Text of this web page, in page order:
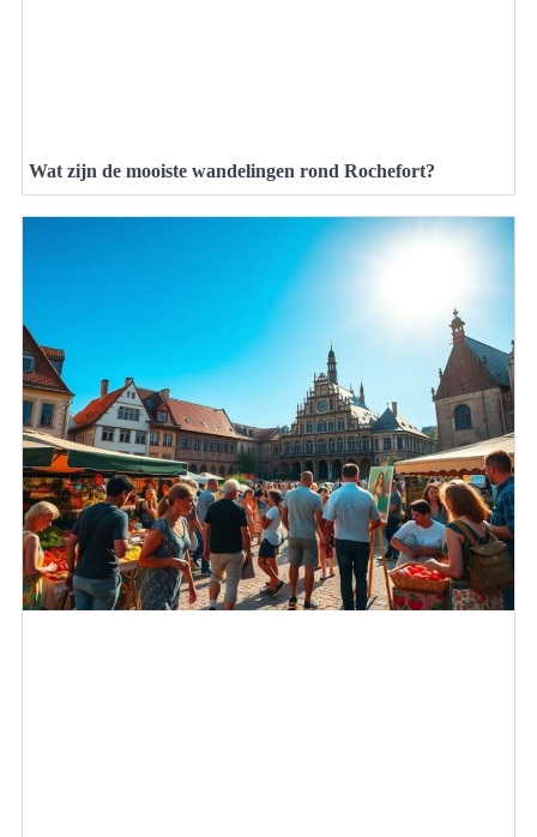
Wat zijn de mooiste wandelingen rond Rochefort?